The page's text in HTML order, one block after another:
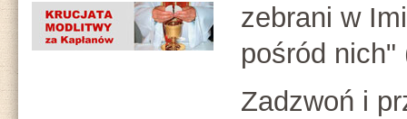
zebrani w
pośród nich"
Zadzwoń i